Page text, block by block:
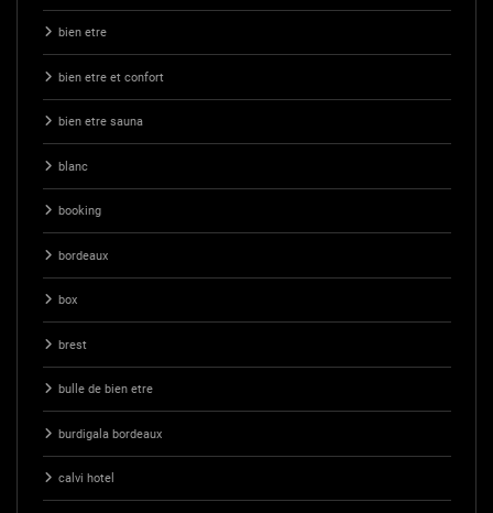
bien etre
bien etre et confort
bien etre sauna
blanc
booking
bordeaux
box
brest
bulle de bien etre
burdigala bordeaux
calvi hotel